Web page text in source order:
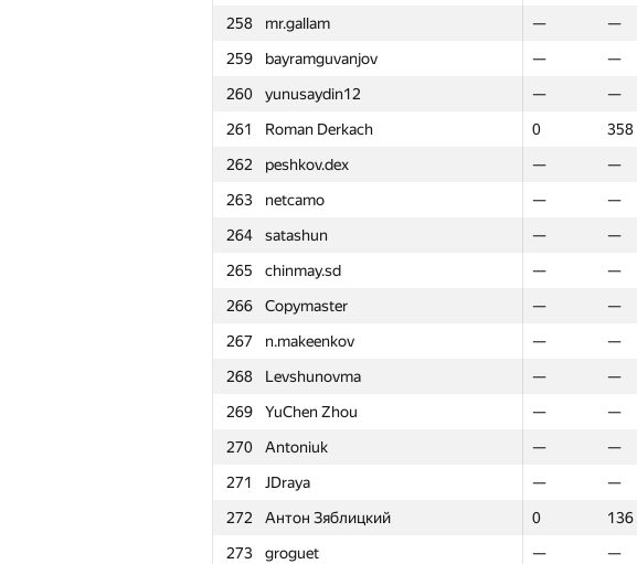
258
mr.gallam — —
259
bayramguvanjov — —
260
yunusaydin12 — —
261
Roman Derkach 0 358
262
peshkov.dex — —
263
netcamo — —
264
satashun — —
265
chinmay.sd — —
266
Copymaster — —
267
n.makeenkov — —
268
Levshunovma — —
269
YuChen Zhou — —
270
Antoniuk — —
271
JDraya — —
272
Антон Зяблицкий 0 136
273
groguet — —
Marathon